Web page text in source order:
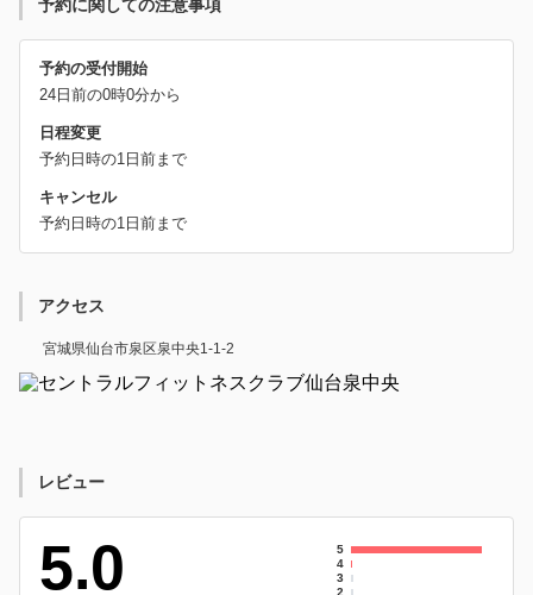
予約に関しての注意事項
予約の受付開始
24日前の0時0分から
日程変更
予約日時の1日前まで
キャンセル
予約日時の1日前まで
アクセス
宮城県仙台市泉区泉中央1-1-2
レビュー
5.0
5
4
3